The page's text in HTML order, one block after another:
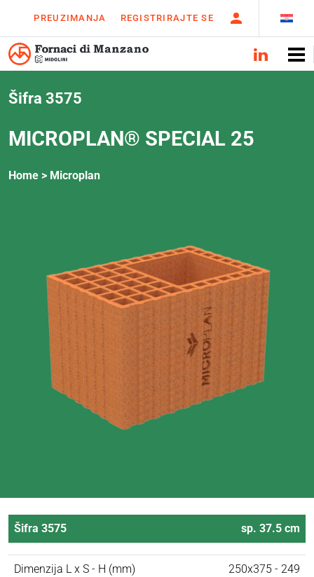
PREUZIMANJA REGISTRIRAJTE SE
Šifra 3575
MICROPLAN® SPECIAL 25
Home > Microplan
Šifra 3575 sp. 37.5 cm
Dimenzija L x S - H (mm) 250x375 - 249